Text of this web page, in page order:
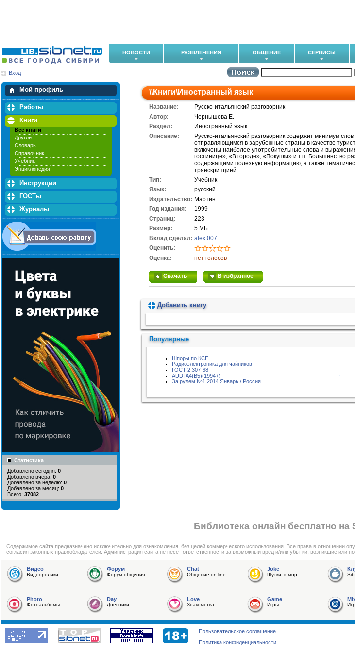
НОВОСТИ РАЗВЛЕЧЕНИЯ ОБЩЕНИЕ СЕРВИСЫ
Вход
Мой профиль
Мои закладки
Работы
Книги
Все книги
Другое
Словарь
Справочник
Учебник
Энциклопедия
Инструкции
ГОСТы
Журналы
Статистика
Добавлено сегодня: 0
Добавлено вчера: 0
Добавлено за неделю: 0
Добавлено за месяц: 0
Всего: 37082
\\Книги\Иностранный язык
Название:
Русско-итальянский разговорник
Автор:
Чернышова Е.
Раздел:
Иностранный язык
Описание:
Русско-итальянский разговорник содержит минимум
отправляющимся в зарубежные страны в качестве
включены наиболее употребительные слова и
гостинице», «В городе», «Покупки» и т.п. Большинство
содержащими полезную информацию, а также
транскрипцией.
Тип:
Учебник
Язык:
русский
Издательство: Мартин
Год издания:
1999
Cтраниц:
223
Размер:
5 МБ
Вклад сделал: alex 007
Оценить:
Оценка:
нет голосов
Скачать В избранное
Добавить книгу
Популярные
Шпоры по КСЕ
Радиоэлектроника для чайников
ГОСТ 2.307-68
AUDI A4(B5)(1994+)
За рулем №1 2014 Январь / Россия
Библиотека онлайн бесплатно на
Cодержимое сайта предназначено исключительно для ознакомления, без целей коммерческого использования. Все права в отношении
согласия законных правообладателей. Администрация сайта не несет ответственности за возможный вред и/или убытки, возникшие или
Видео
Видеоролики
Форум
Форум общения
Chat
Общение on-line
Joke
Шутки, юмор
Photo
Фотоальбомы
Day
Дневники
Love
Знакомства
Game
Игры
Пользовательское соглашение
Политика конфиденциальности